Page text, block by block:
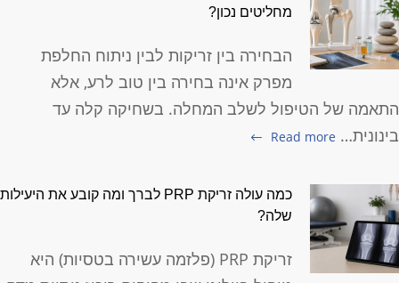
מחליטים נכון?
הבחירה בין זריקות לבין ניתוח החלפת
מפרק אינה בחירה בין טוב לרע, אלא
התאמה של הטיפול לשלב המחלה. בשחיקה קלה עד
בינונית… Read more
כמה עולה זריקת PRP לברך ומה קובע את היעילות
שלה?
זריקת PRP (פלזמה עשירה בטסיות) היא